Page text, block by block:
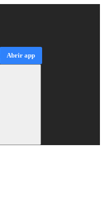
Abrir app